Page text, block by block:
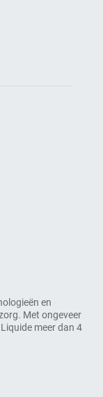
en
Met ongeveer
meer dan 4